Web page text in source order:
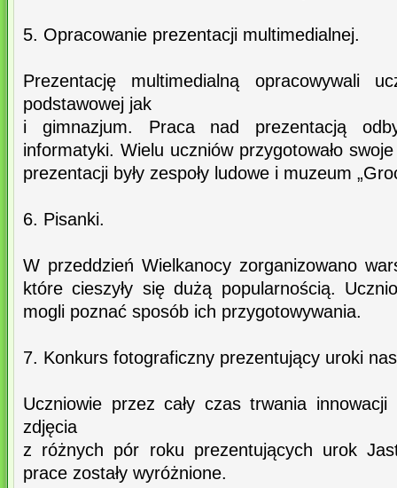
5. Opracowanie prezentacji multimedialnej.
Prezentację multimedialną opracowywali
podstawowej jak
i gimnazjum. Praca nad prezentacją
informatyki. Wielu uczniów przygotowało
prezentacji były zespoły ludowe i muzeum
6. Pisanki.
W przeddzień Wielkanocy zorganizowano
które cieszyły się dużą popularnością.
mogli poznać sposób ich przygotowywania.
7. Konkurs fotograficzny prezentujący uroki
Uczniowie przez cały czas trwania
zdjęcia
z różnych pór roku prezentujących urok
prace zostały wyróżnione.